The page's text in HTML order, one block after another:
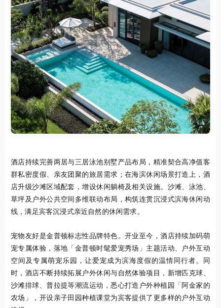
酒店持续完善两居与三居泳池别墅产品布局，精准契合高净值客
群私密度假、亲友团聚的旅居需求；在海滨休闲场景打造上，酒
店升级沙滩区域配套，增设休闲躺椅及相关设施。沙滩、泳池、
草坪及户外公共空间多维联动布局，构筑连贯沉浸式滨海休闲动
线，满足宾客沉浸式亲近自然的休闲需求。
宠物友好是金普顿标志性品牌特色。开业至今，酒店持续加码萌
宠专属体验，落地「金普顿时髦爱宠秀场」主题活动、户外互动
空间及专属萌宠乐园，让爱宠成为滨海度假的温情同行者。同
时，酒店不断持续拓展户外休闲与自然体验项目，新增匹克球、
沙滩排球、普拉提等潮流运动，悉心打造户外种植园「阿金家的
农场」，开设亲子田园种植课堂为宾客提供了更多样的户外互动